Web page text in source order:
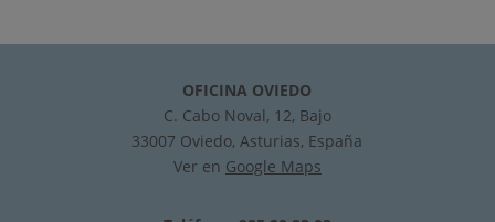
OFICINA OVIEDO
C. Cabo Noval, 12, Bajo
33007 Oviedo, Asturias, España
Ver en Google Maps